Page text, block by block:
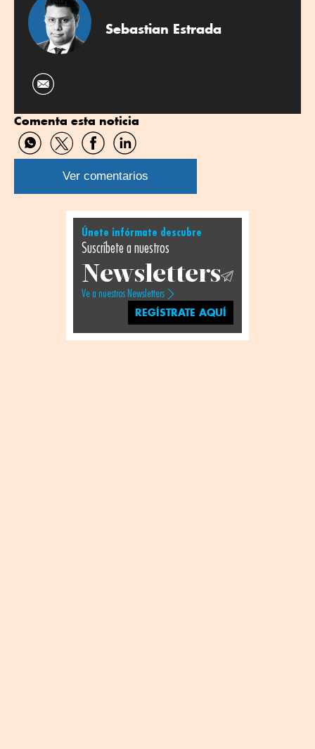
Sebastian Estrada
Comenta esta noticia
Compartir
por
WhatsApp
Compartir
por
Twitter
Compartir
por
Facebook
Compartir
por
Linkedin
Ver comentarios
Únete infórmate descubre
Suscríbete a nuestros
Newsletters
Ve a nuestros Newsletters
REGÍSTRATE AQUÍ